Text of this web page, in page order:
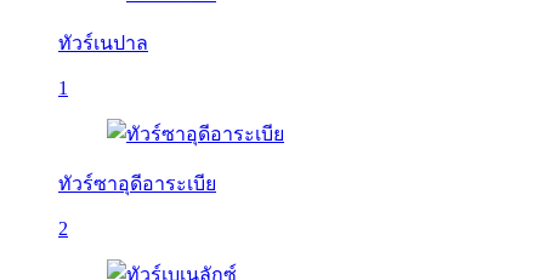
ทัวร์เนปาล
1
ทัวร์ซาอุดีอาระเบีย
2